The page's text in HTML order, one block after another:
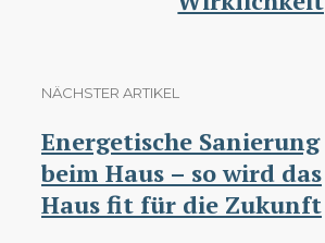
NÄCHSTER ARTIKEL
Energetische Sanierung
beim Haus – so wird das
Haus fit für die Zukunft